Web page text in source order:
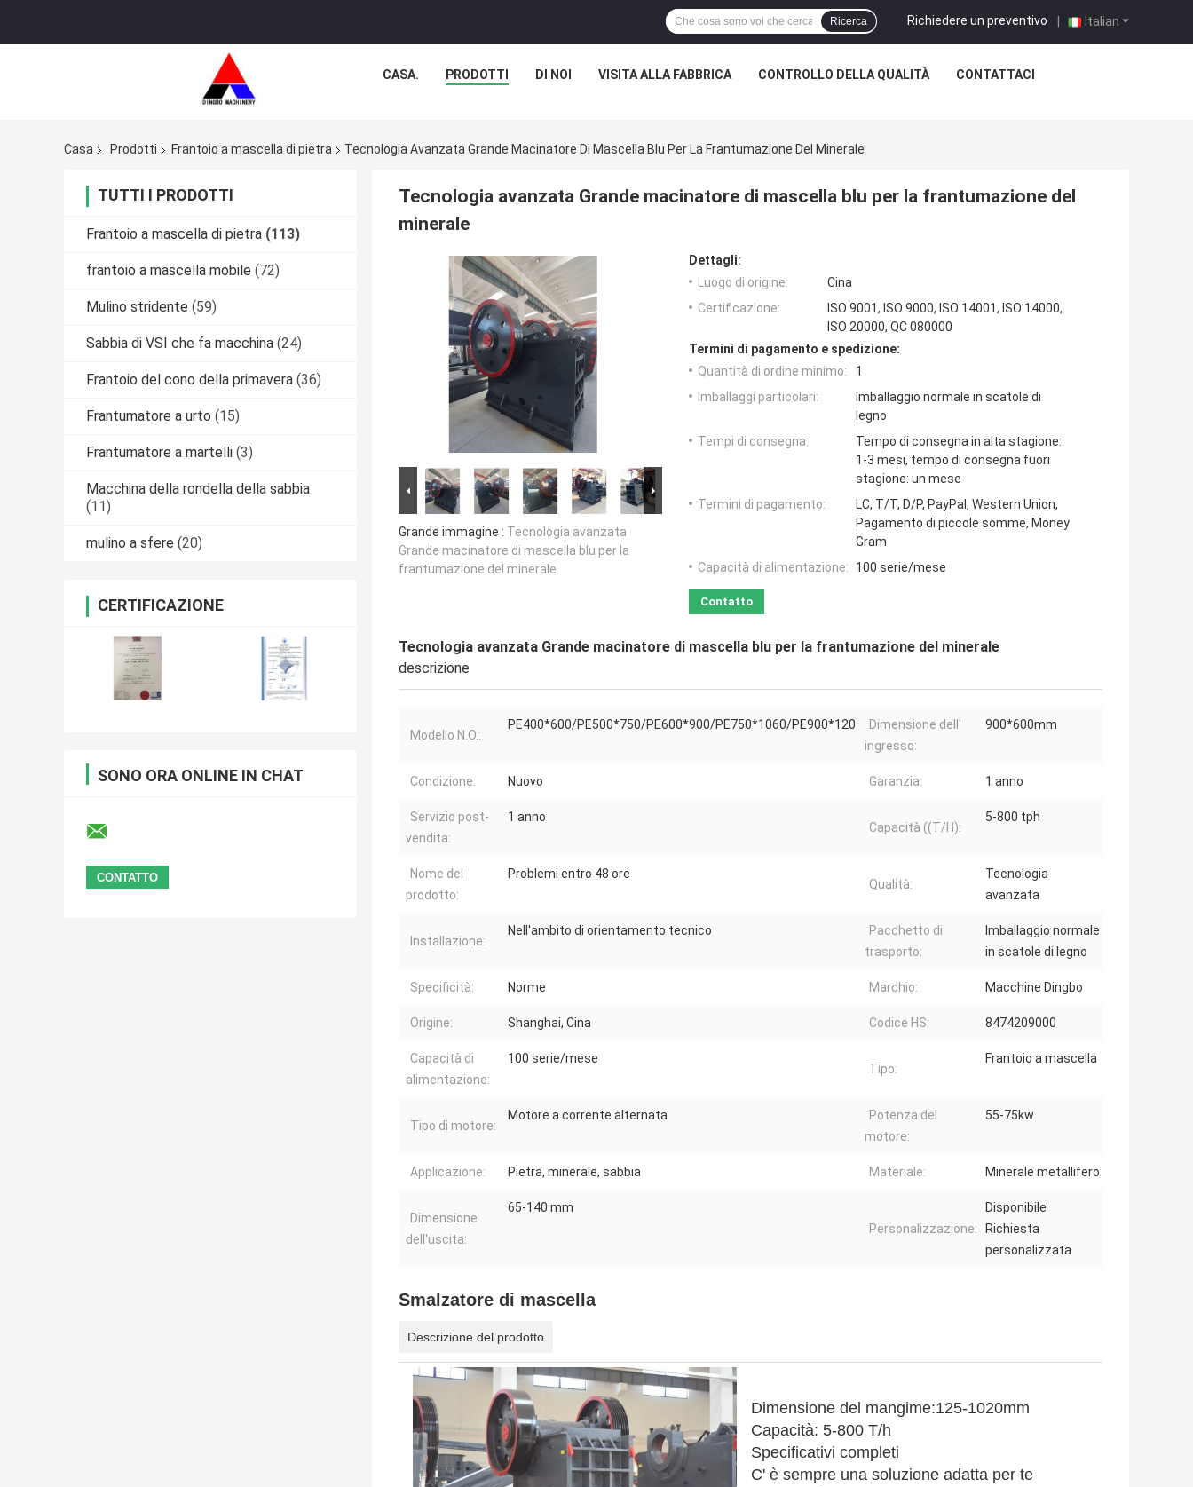
Italian
Richiedere un preventivo |
Ricerca
CASA. PRODOTTI DI NOI VISITA ALLA FABBRICA CONTROLLO DELLA QUALITÀ CONTATTACI
Casa Prodotti Frantoio a mascella di pietra Tecnologia Avanzata Grande Macinatore Di Mascella Blu Per La Frantumazione Del Minerale
TUTTI I PRODOTTI
Frantoio a mascella di pietra (113)
frantoio a mascella mobile (72)
Mulino stridente (59)
Sabbia di VSI che fa macchina (24)
Frantoio del cono della primavera (36)
Frantumatore a urto (15)
Frantumatore a martelli (3)
Macchina della rondella della sabbia
(11)
mulino a sfere (20)
CERTIFICAZIONE
SONO ORA ONLINE IN CHAT
Tecnologia avanzata Grande macinatore di mascella blu per la frantumazione del
minerale
Grande immagine : Tecnologia avanzata
Grande macinatore di mascella blu per la
frantumazione del minerale
Dettagli:
Luogo di origine:
Cina
Certificazione:
ISO 9001, ISO 9000, ISO 14001, ISO 14000,
ISO 20000, QC 080000
Termini di pagamento e spedizione:
Quantità di ordine minimo:
1
Imballaggi particolari:
Imballaggio normale in scatole di
legno
Tempi di consegna:
Tempo di consegna in alta stagione:
1-3 mesi, tempo di consegna fuori
stagione: un mese
Termini di pagamento:
LC, T/T, D/P, PayPal, Western Union,
Pagamento di piccole somme, Money
Gram
Capacità di alimentazione:
100 serie/mese
Contatto
Tecnologia avanzata Grande macinatore di mascella blu per la frantumazione del minerale
descrizione
Modello N.O.:
PE400*600/PE500*750/PE600*900/PE750*1060/PE900*120
Dimensione dell'
ingresso:
900*600mm
Condizione: Nuovo Garanzia: 1 anno
Servizio post-
vendita:
1 anno
Capacità ((T/H):
5-800 tph
Nome del
prodotto:
Problemi entro 48 ore
Qualità:
Tecnologia
avanzata
Installazione:
Nell'ambito di orientamento tecnico
Pacchetto di
trasporto:
Imballaggio normale
in scatole di legno
Specificità: Norme Marchio: Macchine Dingbo
Origine: Shanghai, Cina Codice HS: 8474209000
Capacità di
alimentazione:
100 serie/mese
Tipo:
Frantoio a mascella
Tipo di motore:
Motore a corrente alternata
Potenza del
motore:
55-75kw
Applicazione: Pietra, minerale, sabbia Materiale: Minerale metallifero
Dimensione
dell'uscita:
65-140 mm
Personalizzazione:
Disponibile
Richiesta
personalizzata
Smalzatore di mascella
Descrizione del prodotto
Dimensione del mangime:125-1020mm
Capacità: 5-800 T/h
Specificativi completi
C' è sempre una soluzione adatta per te